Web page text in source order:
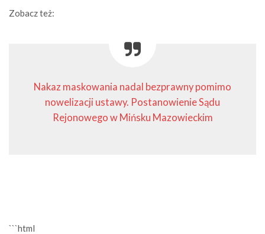
Zobacz też:
Nakaz maskowania nadal bezprawny pomimo
nowelizacji ustawy. Postanowienie Sądu
Rejonowego w Mińsku Mazowieckim
```html